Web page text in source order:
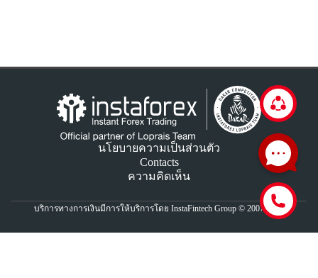
นโยบายความเป็นส่วนตัว
Contacts
ความคิดเห็น
บริการทางการเงินมีการให้บริการโดย InstaFintech Group © 2007-2026